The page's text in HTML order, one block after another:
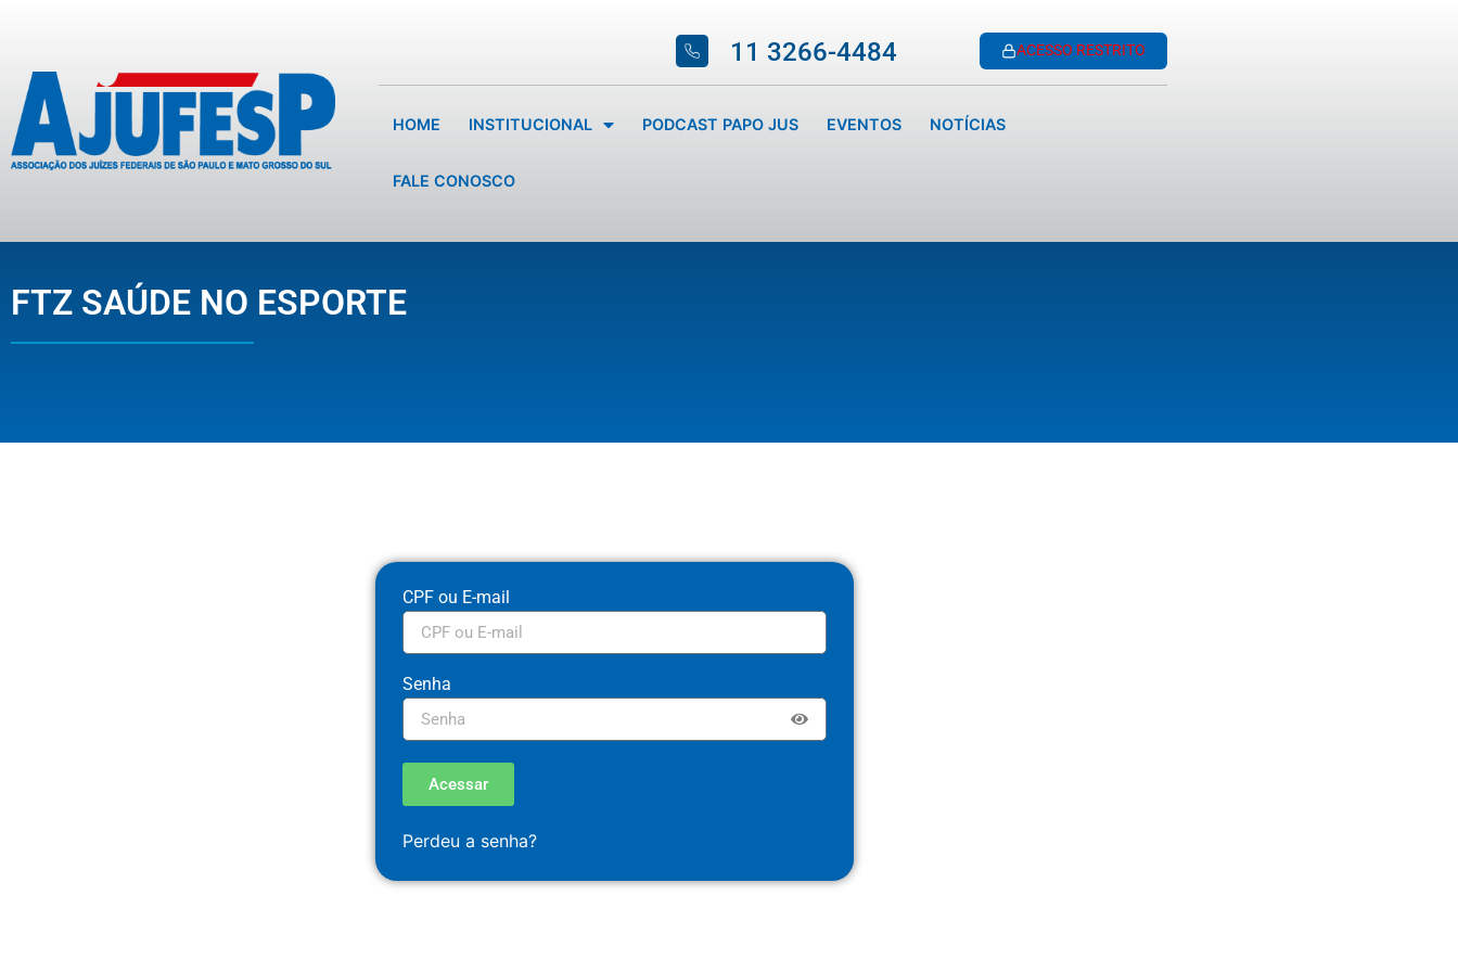
11 3266-4484 ACESSO RESTRITO
HOME INSTITUCIONAL PODCAST PAPO JUS EVENTOS NOTÍCIAS
FALE CONOSCO
FTZ SAÚDE NO ESPORTE
CPF ou E-mail
Senha
Acessar
Perdeu a senha?